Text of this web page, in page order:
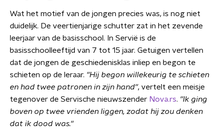
Wat het motief van de jongen precies was, is nog niet
duidelijk. De veertienjarige schutter zat in het zevende
leerjaar van de basisschool. In Servië is de
basisschoolleeftijd van 7 tot 15 jaar. Getuigen vertellen
dat de jongen de geschiedenisklas inliep en begon te
schieten op de leraar. ''Hij begon willekeurig te schieten
en had twee patronen in zijn hand'', vertelt een meisje
tegenover de Servische nieuwszender Nova.rs. ''Ik ging
boven op twee vrienden liggen, zodat hij zou denken
dat ik dood was.''